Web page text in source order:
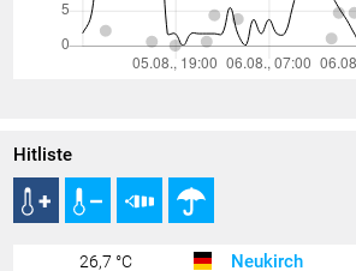
Hitliste
26,7 °C Neukirch